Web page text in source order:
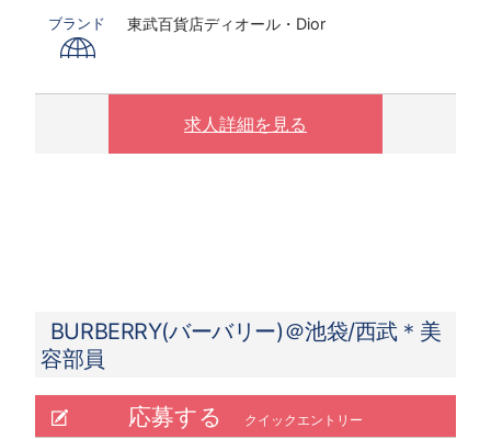
います
す。
※ 実働8時間以上は1.25倍
※ 夜10時以降は1.25倍
ブランド 東武百貨店ディオール・Dior
求人詳細を見る
BURBERRY(バーバリー)＠池袋/西武＊美
容部員
応募する クイックエントリー